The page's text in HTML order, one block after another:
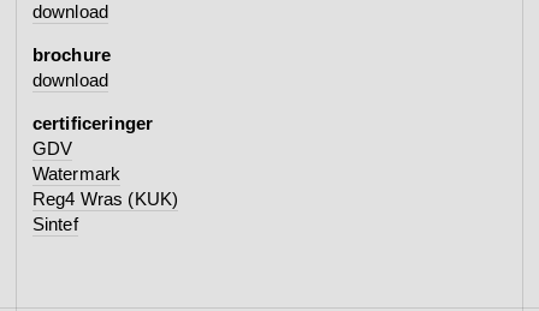
download
brochure
download
certificeringer
GDV
Watermark
Reg4 Wras (KUK)
Sintef